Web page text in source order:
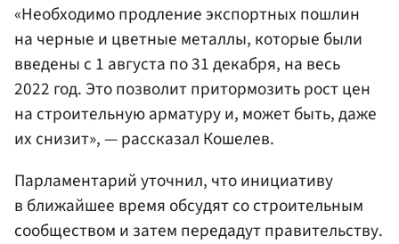
«Необходимо продление экспортных пошлин
на черные и цветные металлы, которые были
введены с 1 августа по 31 декабря, на весь
2022 год. Это позволит притормозить рост цен
на строительную арматуру и, может быть, даже
их снизит», — рассказал Кошелев.
Парламентарий уточнил, что инициативу
в ближайшее время обсудят со строительным
сообществом и затем передадут правительству.